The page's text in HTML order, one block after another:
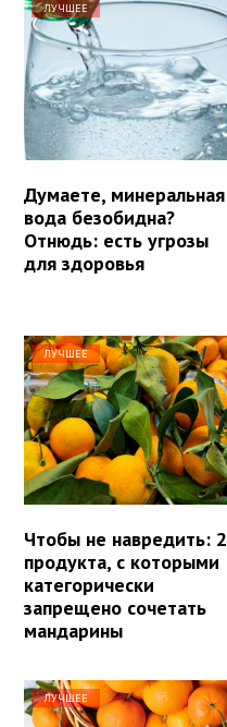
ЛУЧШЕЕ
Думаете, минеральная
вода безобидна?
Отнюдь: есть угрозы
для здоровья
ЛУЧШЕЕ
Чтобы не навредить: 2
продукта, с которыми
категорически
запрещено сочетать
мандарины
ЛУЧШЕЕ